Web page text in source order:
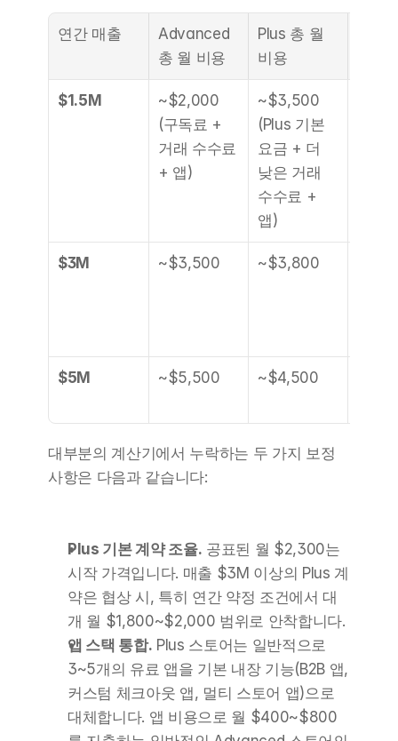
연간 매출
Advanced
총 월 비용
Plus 총 월
비용
$1.5M
~$2,000
(구독료 +
거래 수수료
+ 앱)
~$3,500
(Plus 기본
요금 + 더
낮은 거래
수수료 +
앱)
$3M ~$3,500 ~$3,800
$5M ~$5,500 ~$4,500
대부분의 계산기에서 누락하는 두 가지 보정
사항은 다음과 같습니다:
Plus 기본 계약 조율. 공표된 월 $2,300는
시작 가격입니다. 매출 $3M 이상의 Plus 계
약은 협상 시, 특히 연간 약정 조건에서 대
개 월 $1,800~$2,000 범위로 안착합니다.
앱 스택 통합. Plus 스토어는 일반적으로
3~5개의 유료 앱을 기본 내장 기능(B2B 앱,
커스텀 체크아웃 앱, 멀티 스토어 앱)으로
대체합니다. 앱 비용으로 월 $400~$800